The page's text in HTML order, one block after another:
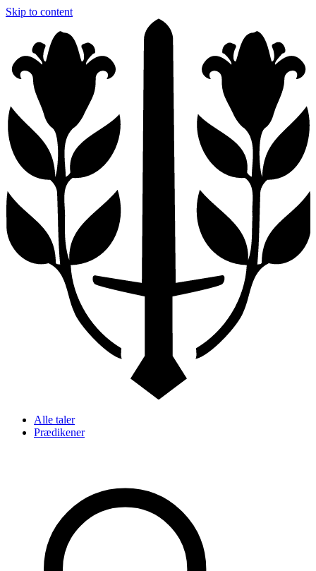
Skip to content
Alle taler
Prædikener